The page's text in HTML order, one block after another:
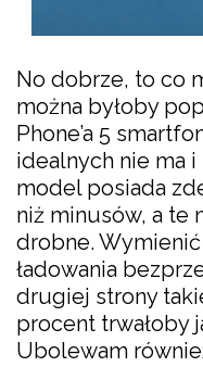
No dobrze, to co
można byłoby
Phone’a 5
idealnych nie ma
model posiada
niż minusów, a te
drobne.
ładowania
drugiej strony
procent trwałoby
Ubolewam